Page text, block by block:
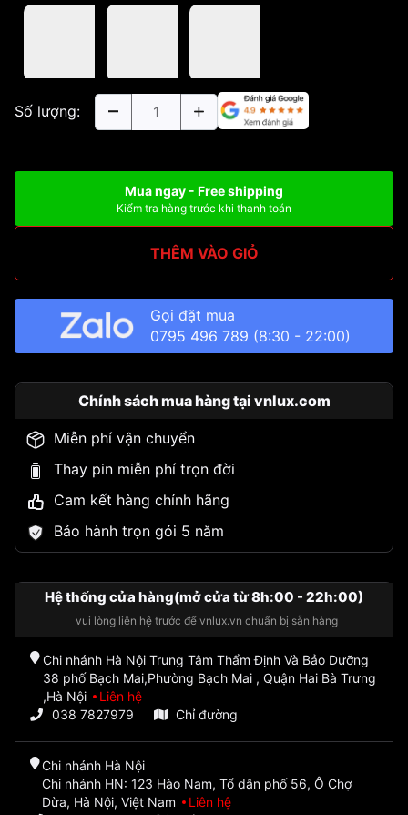
Số lượng:
Mua ngay - Free shipping
Kiểm tra hàng trước khi thanh toán
THÊM VÀO GIỎ
Gọi đặt mua
0795 496 789 (8:30 - 22:00)
Chính sách mua hàng tại vnlux.com
Miễn phí vận chuyển
Thay pin miễn phí trọn đời
Cam kết hàng chính hãng
Bảo hành trọn gói 5 năm
Hệ thống cửa hàng(mở cửa từ 8h:00 - 22h:00)
vui lòng liên hệ trước để vnlux.vn chuẩn bị sẵn hàng
Chi nhánh Hà Nội Trung Tâm Thẩm Định Và Bảo Dưỡng
38 phố Bạch Mai,Phường Bạch Mai , Quận Hai Bà Trưng
,Hà Nội
Liên hệ
038 7827979
Chỉ đường
Chi nhánh Hà Nội
Chi nhánh HN: 123 Hào Nam, Tổ dân phố 56, Ô Chợ
Dừa, Hà Nội, Việt Nam
Liên hệ